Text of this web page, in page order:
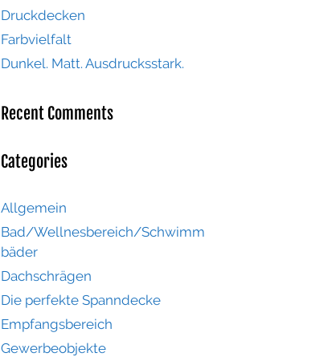
Druckdecken
Farbvielfalt
Dunkel. Matt. Ausdrucksstark.
Recent Comments
Categories
Allgemein
Bad/Wellnesbereich/Schwimm
bäder
Dachschrägen
Die perfekte Spanndecke
Empfangsbereich
Gewerbeobjekte